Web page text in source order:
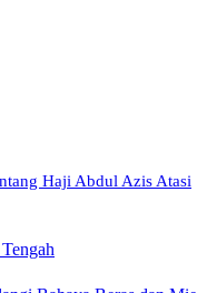
Haji Abdul Azis Atasi